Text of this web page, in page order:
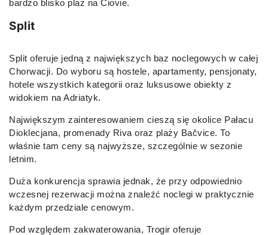
bardzo blisko plaż na Čiovie.
Split
Split oferuje jedną z największych baz noclegowych w całej
Chorwacji. Do wyboru są hostele, apartamenty, pensjonaty,
hotele wszystkich kategorii oraz luksusowe obiekty z
widokiem na Adriatyk.
Największym zainteresowaniem cieszą się okolice Pałacu
Dioklecjana, promenady Riva oraz plaży Bačvice. To
właśnie tam ceny są najwyższe, szczególnie w sezonie
letnim.
Duża konkurencja sprawia jednak, że przy odpowiednio
wczesnej rezerwacji można znaleźć noclegi w praktycznie
każdym przedziale cenowym.
Pod względem zakwaterowania, Trogir oferuje